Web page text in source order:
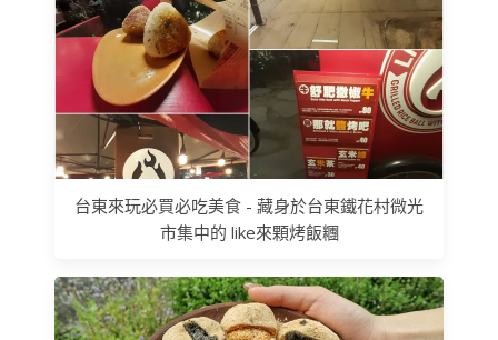
台東來玩必買必吃美食 - 藏身於台東鐵花村微光
市集中的 like來顆烤飯糰